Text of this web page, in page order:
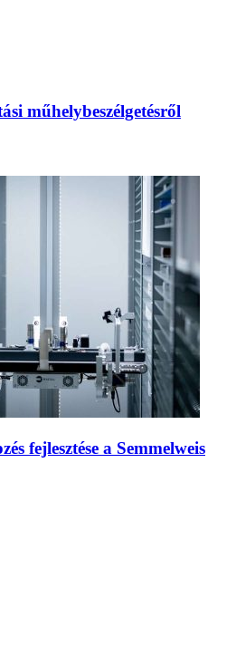
műhelybeszélgetésről
fejlesztése a Semmelweis